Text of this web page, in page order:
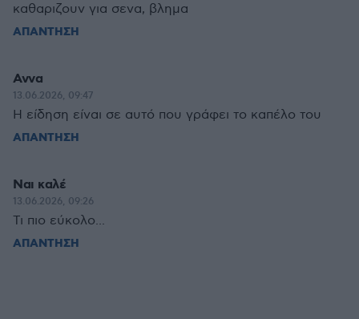
καθαριζουν για σενα, βλημα
ΑΠΑΝΤΗΣΗ
Αννα
13.06.2026, 09:47
Η είδηση είναι σε αυτό που γράφει το καπέλο του
ΑΠΑΝΤΗΣΗ
Ναι καλέ
13.06.2026, 09:26
Τι πιο εύκολο...
ΑΠΑΝΤΗΣΗ